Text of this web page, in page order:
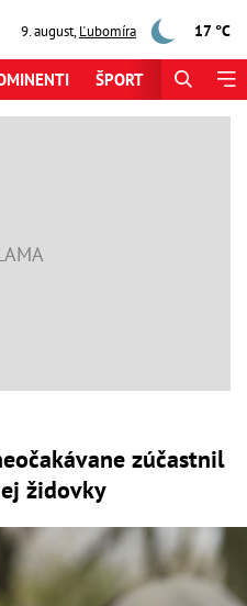
9. august,Ľubomíra 17 °C
ŠPORT
zúčastnil
židovky